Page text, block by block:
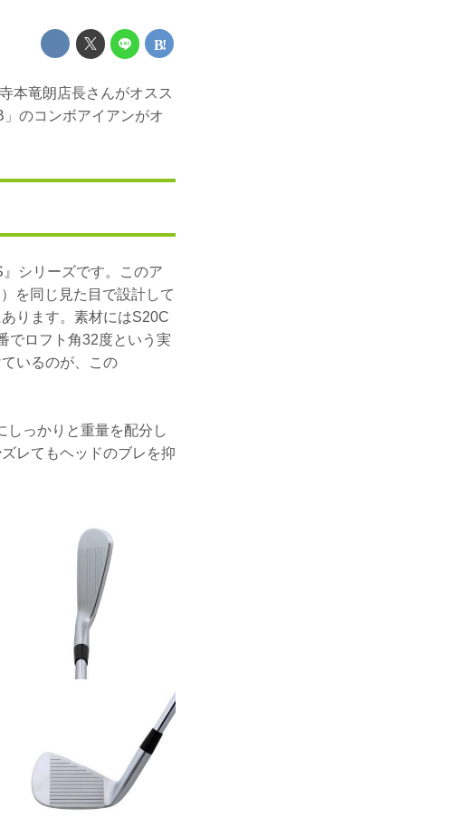
本竜朗店長さんがオスス
のコンボアイアンがオ
シリーズです。このア
を同じ見た目で設計して
ります。素材にはS20C
でロフト角32度という実
いるのが、この
しっかりと重量を配分し
レてもヘッドのブレを抑